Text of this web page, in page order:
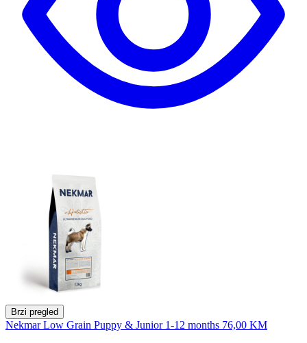
Brzi pregled
Nekmar Low Grain Puppy & Junior 1-12 months 76,00 KM